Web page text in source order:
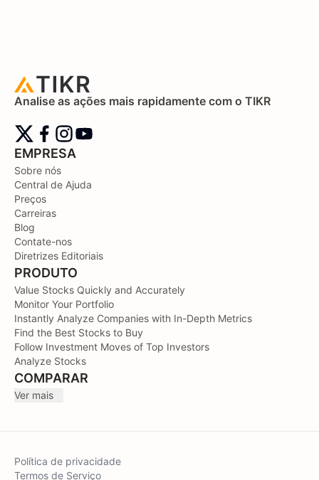
Analise as ações mais rapidamente com o TIKR
EMPRESA
Sobre nós
Central de Ajuda
Preços
Carreiras
Blog
Contate-nos
Diretrizes Editoriais
PRODUTO
Value Stocks Quickly and Accurately
Monitor Your Portfolio
Instantly Analyze Companies with In-Depth Metrics
Find the Best Stocks to Buy
Follow Investment Moves of Top Investors
Analyze Stocks
COMPARAR
Ver mais
Política de privacidade
Termos de Serviço